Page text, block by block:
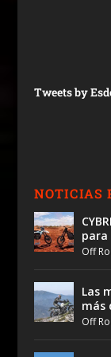
Tweets by
NOTICIAS
para
Off
Las
más
Off